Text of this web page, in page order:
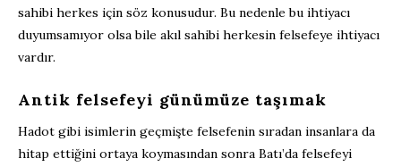
sahibi herkes için söz konusudur. Bu nedenle bu ihtiyacı
duyumsamıyor olsa bile akıl sahibi herkesin felsefeye ihtiyacı
vardır.
Antik felsefeyi günümüze taşımak
Hadot gibi isimlerin geçmişte felsefenin sıradan insanlara da
hitap ettiğini ortaya koymasından sonra Batı’da felsefeyi